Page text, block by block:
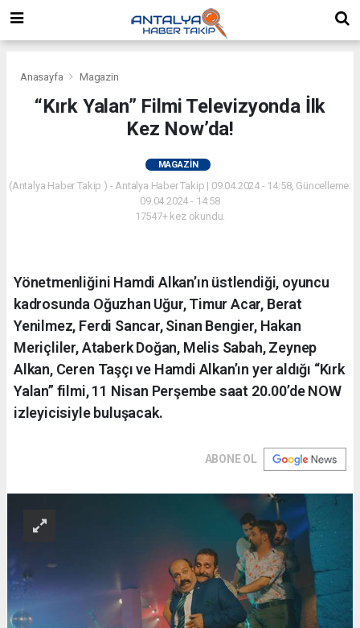
Anasayfa Magazin
“Kırk Yalan” Filmi Televizyonda İlk
Kez Now’da!
MAGAZIN
(Antalya Haber Takip ) - Antalya Haber Takip | 09.04.2024 - 14:58, Güncelleme:
09.04.2024 - 14:58
17547+ kez okundu.
Yönetmenliğini Hamdi Alkan’ın üstlendiği, oyuncu
kadrosunda Oğuzhan Uğur, Timur Acar, Berat
Yenilmez, Ferdi Sancar, Sinan Bengier, Hakan
Meriçliler, Ataberk Doğan, Melis Sabah, Zeynep
Alkan, Ceren Taşçı ve Hamdi Alkan’ın yer aldığı “Kırk
Yalan” filmi, 11 Nisan Perşembe saat 20.00’de NOW
izleyicisiyle buluşacak.
ABONE OL